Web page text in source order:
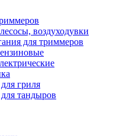
воздуходувки
для триммеров
гриля
тандыров